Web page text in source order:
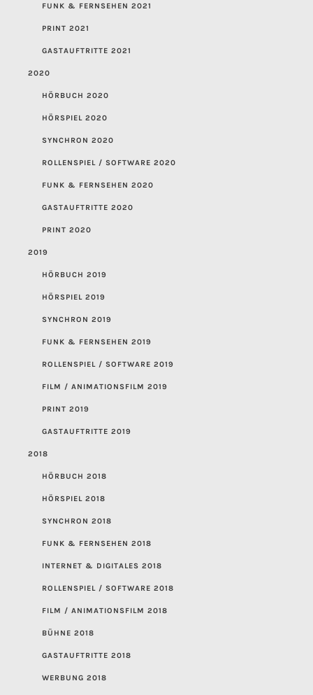
FUNK & FERNSEHEN 2021
PRINT 2021
GASTAUFTRITTE 2021
2020
HÖRBUCH 2020
HÖRSPIEL 2020
SYNCHRON 2020
ROLLENSPIEL / SOFTWARE 2020
FUNK & FERNSEHEN 2020
GASTAUFTRITTE 2020
PRINT 2020
2019
HÖRBUCH 2019
HÖRSPIEL 2019
SYNCHRON 2019
FUNK & FERNSEHEN 2019
ROLLENSPIEL / SOFTWARE 2019
FILM / ANIMATIONSFILM 2019
PRINT 2019
GASTAUFTRITTE 2019
2018
HÖRBUCH 2018
HÖRSPIEL 2018
SYNCHRON 2018
FUNK & FERNSEHEN 2018
INTERNET & DIGITALES 2018
ROLLENSPIEL / SOFTWARE 2018
FILM / ANIMATIONSFILM 2018
BÜHNE 2018
GASTAUFTRITTE 2018
WERBUNG 2018